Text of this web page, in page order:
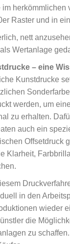
im herkömmlichen
Raster und in
nett
Wertanlage
– eine
Kunstdrucke
werden, um
zu erhalten.
auch ein
Offsetdruck
Klarheit,
in den
wieder
die
zu